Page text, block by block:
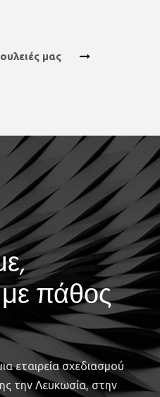
μας
πάθος
εταιρεία σχεδιασμού
την Λευκωσία, στην